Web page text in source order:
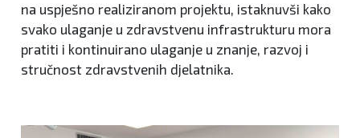
na uspješno realiziranom projektu, istaknuvši kako
svako ulaganje u zdravstvenu infrastrukturu mora
pratiti i kontinuirano ulaganje u znanje, razvoj i
stručnost zdravstvenih djelatnika.